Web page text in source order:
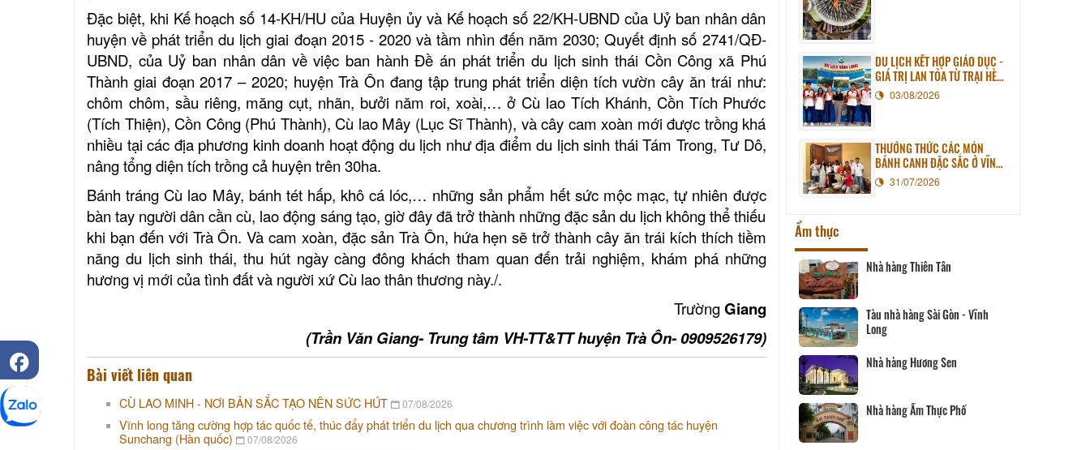
Đặc biệt, khi Kế hoạch số 14-KH/HU của Huyện ủy và Kế hoạch số 22/KH-UBND của Uỷ ban nhân dân
huyện về phát triển du lịch giai đoạn 2015 - 2020 và tầm nhìn đến năm 2030; Quyết định số 2741/QĐ-
UBND, của Uỷ ban nhân dân về việc ban hành Đề án phát triển du lịch sinh thái Cồn Công xã Phú
Thành giai đoạn 2017 – 2020; huyện Trà Ôn đang tập trung phát triển diện tích vườn cây ăn trái như:
chôm chôm, sầu riêng, măng cụt, nhãn, bưởi năm roi, xoài,… ở Cù lao Tích Khánh, Cồn Tích Phước
(Tích Thiện), Cồn Công (Phú Thành), Cù lao Mây (Lục Sĩ Thành), và cây cam xoàn mới được trồng khá
nhiều tại các địa phương kinh doanh hoạt động du lịch như địa điểm du lịch sinh thái Tám Trong, Tư Dô,
nâng tổng diện tích trồng cả huyện trên 30ha.
Bánh tráng Cù lao Mây, bánh tét hấp, khô cá lóc,… những sản phẩm hết sức mộc mạc, tự nhiên được
bàn tay người dân cần cù, lao động sáng tạo, giờ đây đã trở thành những đặc sản du lịch không thể thiếu
khi bạn đến với Trà Ôn. Và cam xoàn, đặc sản Trà Ôn, hứa hẹn sẽ trở thành cây ăn trái kích thích tiềm
năng du lịch sinh thái, thu hút ngày càng đông khách tham quan đến trải nghiệm, khám phá những
hương vị mới của tình đất và người xứ Cù lao thân thương này./.
TrườngGiang
(Trần Văn Giang- Trung tâm VH-TT&TT huyện Trà Ôn- 0909526179)
Bài viết liên quan
CÙ LAO MINH - NƠI BẢN SẮC TẠO NÊN SỨC HÚT 07/08/2026
Vĩnh long tăng cường hợp tác quốc tế, thúc đẩy phát triển du lịch qua chương trình làm việc với đoàn công tác huyện
Sunchang (Hàn quốc)
07/08/2026
DU LỊCH KẾT HỢP GIÁO DỤC -
GIÁ TRỊ LAN TỎA TỪ TRẠI HÈ
PHƯƠNG NAM NĂM 2026
03/08/2026
THƯỞNG THỨC CÁC MÓN
BÁNH CANH ĐẶC SẮC Ở VĨNH
LONG31/07/2026
Ẩm thực
Nhà hàng Thiên Tân
Tàu nhà hàng Sài Gòn - Vĩnh
Long
Nhà hàng Hương Sen
Nhà hàng Ẩm Thực Phố